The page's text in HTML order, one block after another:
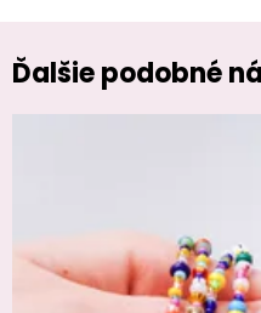
Ďalšie podobné